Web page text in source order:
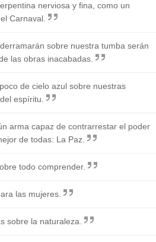
nerviosa y fina, como un
Carnaval.
sobre nuestra tumba serán
las obras inacabadas.
de cielo azul sobre nuestras
espíritu.
arma capaz de contrarrestar el poder
de todas: La Paz.
todo comprender.
las mujeres.
sobre la naturaleza.